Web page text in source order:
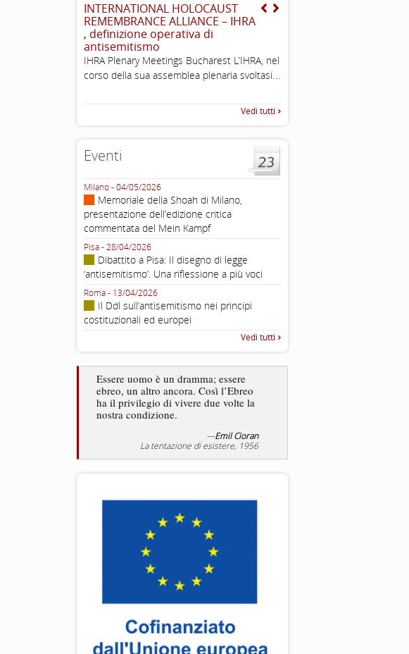
INTERNATIONAL HOLOCAUST
REMEMBRANCE ALLIANCE – IHRA
, definizione operativa di
antisemitismo
IHRA Plenary Meetings Bucharest L’IHRA, nel
corso della sua assemblea plenaria svoltasi...
Vedi tutti
Eventi
Milano - 04/05/2026
Memoriale della Shoah di Milano,
presentazione dell’edizione critica
commentata del Mein Kampf
Pisa - 28/04/2026
Dibattito a Pisa: Il disegno di legge
‘antisemitismo’. Una riflessione a più voci
Roma - 13/04/2026
Il Ddl sull’antisemitismo nei principi
costituzionali ed europei
Vedi tutti
Essere uomo è un dramma; essere
ebreo, un altro ancora. Così l’Ebreo
ha il privilegio di vivere due volte la
nostra condizione.
—Emil Cioran
La tentazione di esistere, 1956